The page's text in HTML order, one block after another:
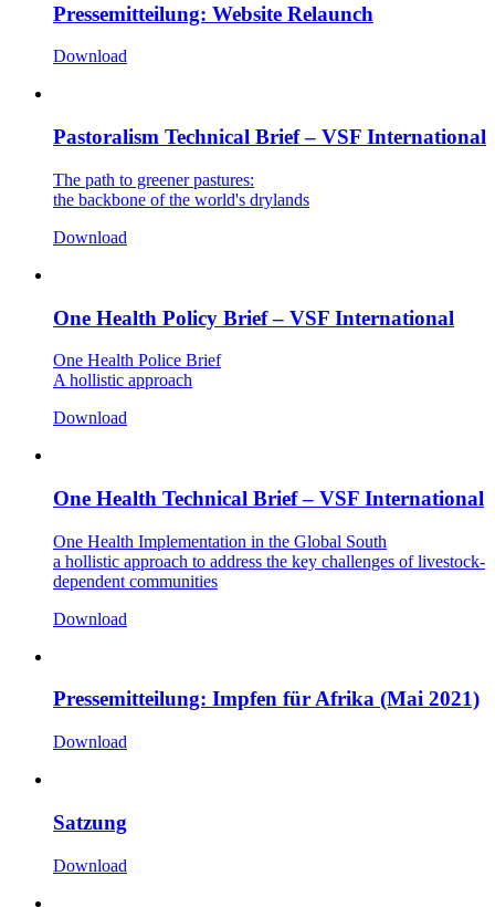
Pressemitteilung: Website Relaunch
Download
Pastoralism Technical Brief – VSF International
The path to greener pastures:
the backbone of the world's drylands
Download
One Health Policy Brief – VSF International
One Health Police Brief
A hollistic approach
Download
One Health Technical Brief – VSF International
One Health Implementation in the Global South
a hollistic approach to address the key challenges of livestock-
dependent communities
Download
Pressemitteilung: Impfen für Afrika (Mai 2021)
Download
Satzung
Download